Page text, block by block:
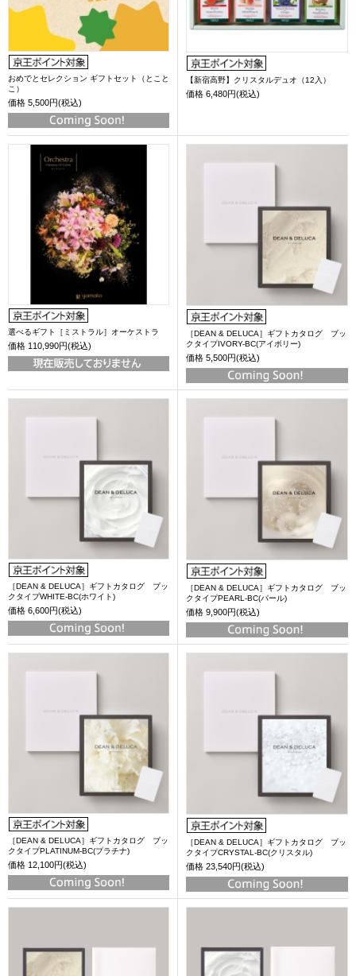
おめでとセレクション ギフトセット（とこと
こ）
価格 5,500円(税込)
【新宿高野】クリスタルデュオ（12入）
価格 6,480円(税込)
選べるギフト［ミストラル］オーケストラ
価格 110,990円(税込)
［DEAN & DELUCA］ギフトカタログ ブッ
クタイプIVORY-BC(アイボリー)
価格 5,500円(税込)
［DEAN & DELUCA］ギフトカタログ ブッ
クタイプWHITE-BC(ホワイト)
価格 6,600円(税込)
［DEAN & DELUCA］ギフトカタログ ブッ
クタイプPEARL-BC(パール)
価格 9,900円(税込)
［DEAN & DELUCA］ギフトカタログ ブッ
クタイプPLATINUM-BC(プラチナ)
価格 12,100円(税込)
［DEAN & DELUCA］ギフトカタログ ブッ
クタイプCRYSTAL-BC(クリスタル)
価格 23,540円(税込)